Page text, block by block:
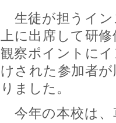
生徒が担うイン
上に出席して研
観察ポイントに
けされた参加者
りました。
今年の本校は、